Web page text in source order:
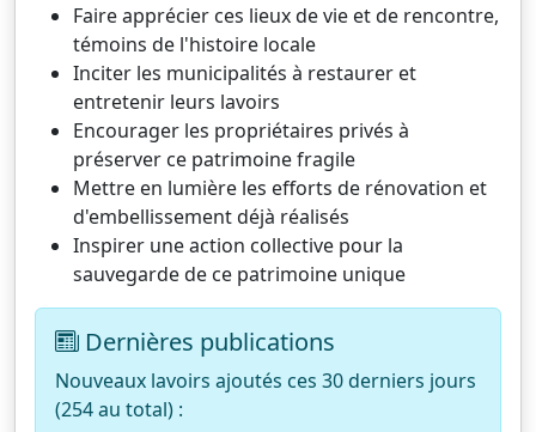
Faire apprécier ces lieux de vie et de rencontre,
témoins de l'histoire locale
Inciter les municipalités à restaurer et
entretenir leurs lavoirs
Encourager les propriétaires privés à
préserver ce patrimoine fragile
Mettre en lumière les efforts de rénovation et
d'embellissement déjà réalisés
Inspirer une action collective pour la
sauvegarde de ce patrimoine unique
Dernières publications
Nouveaux lavoirs ajoutés ces 30 derniers jours
(254 au total) :